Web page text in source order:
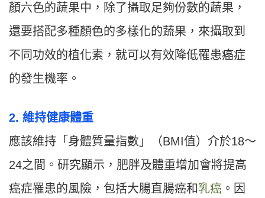
顏六色的蔬果中，除了攝取足夠份數的蔬果，
還要搭配多種顏色的多樣化的蔬果，來攝取到
不同功效的植化素，就可以有效降低罹患癌症
的發生機率。
2. 維持健康體重
應該維持「身體質量指數」（BMI值）介於18～
24之間。研究顯示，肥胖及體重增加會將提高
癌症罹患的風險，包括大腸直腸癌和乳癌 。因